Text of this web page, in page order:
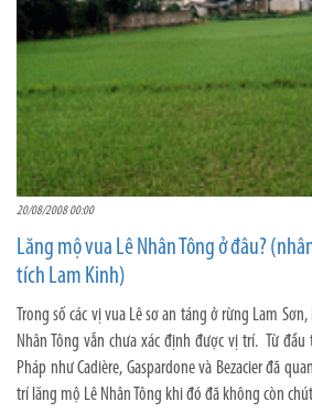
20/08/2008 00:00
Lăng mộ vua Lê Nhân Tông ở đâu?
tích Lam Kinh)
Trong số các vị vua Lê sơ an táng ở rừng Lam
Nhân Tông vẫn chưa xác định được vị trí. Từ
Pháp như Cadière, Gaspardone và Bezacier đã
trí lăng mộ Lê Nhân Tông khi đó đã không còn